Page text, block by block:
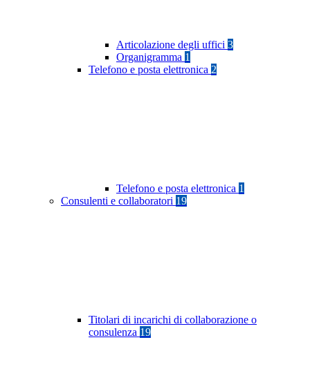
Articolazione degli uffici 3
Organigramma 1
Telefono e posta elettronica 2
Telefono e posta elettronica 1
Consulenti e collaboratori 19
Titolari di incarichi di collaborazione o
consulenza 19